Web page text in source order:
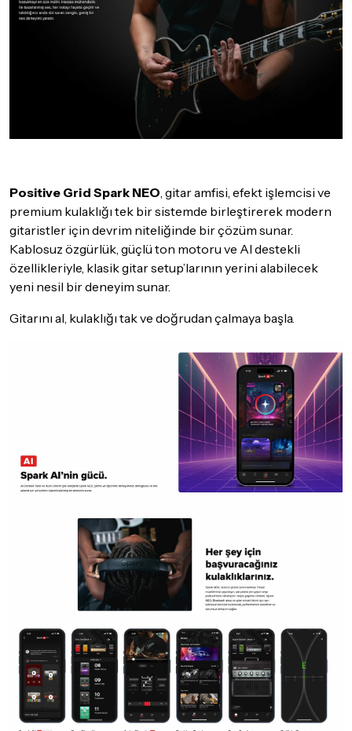
Positive Grid Spark NEO, gitar amfisi, efekt işlemcisi ve
premium kulaklığı tek bir sistemde birleştirerek modern
gitaristler için devrim niteliğinde bir çözüm sunar.
Kablosuz özgürlük, güçlü ton motoru ve AI destekli
özellikleriyle, klasik gitar setup’larının yerini alabilecek
yeni nesil bir deneyim sunar.
Gitarını al, kulaklığı tak ve doğrudan çalmaya başla.